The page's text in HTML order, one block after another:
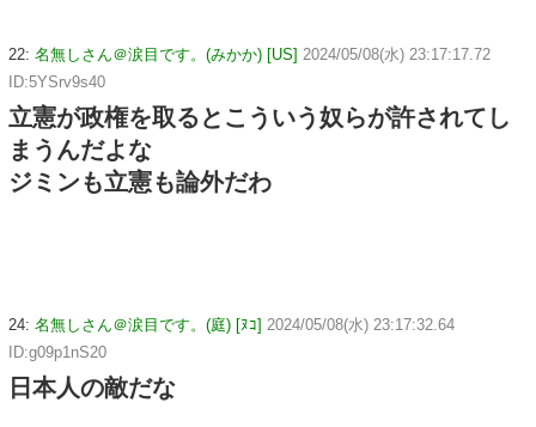
22: 名無しさん＠涙目です。(みかか) [US] 2024/05/08(水) 23:17:17.72
ID:5YSrv9s40
立憲が政権を取るとこういう奴らが許されてし
まうんだよな
ジミンも立憲も論外だわ
24: 名無しさん＠涙目です。(庭) [ﾇｺ] 2024/05/08(水) 23:17:32.64
ID:g09p1nS20
日本人の敵だな